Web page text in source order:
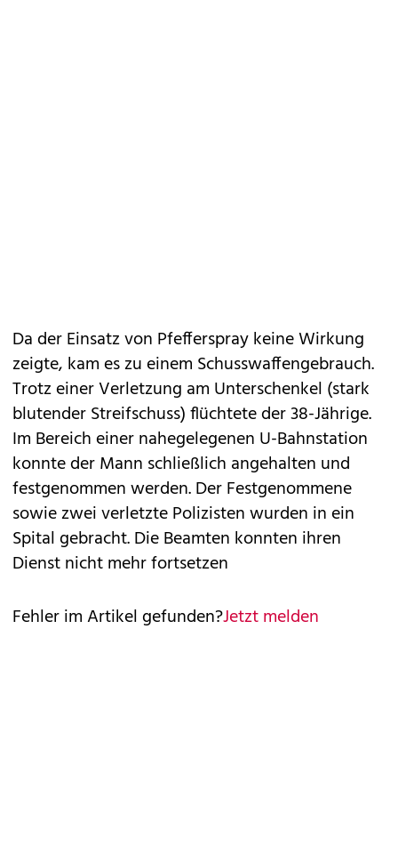
Da der Einsatz von Pfefferspray keine Wirkung
zeigte, kam es zu einem Schusswaffengebrauch.
Trotz einer Verletzung am Unterschenkel (stark
blutender Streifschuss) flüchtete der 38-Jährige.
Im Bereich einer nahegelegenen U-Bahnstation
konnte der Mann schließlich angehalten und
festgenommen werden. Der Festgenommene
sowie zwei verletzte Polizisten wurden in ein
Spital gebracht. Die Beamten konnten ihren
Dienst nicht mehr fortsetzen
Fehler im Artikel gefunden?Jetzt melden